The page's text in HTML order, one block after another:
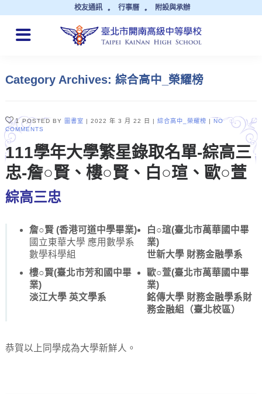
校友通訊 行事曆 附設與承辦
QUICK LINKS
Category Archives: 綜合高中_榮耀榜
1 POSTED BY 圖書室 2022 年 3 月 22 日 綜合高中_榮耀榜
NO
COMMENTS
111學年大學繁星錄取名單-綜高三
忠-詹○賢、樓○賢、白○瑄、歐○萱
綜高三忠
詹○賢 (香港可道中學畢業)
國立東華大學 應用數學系
數學科學組
樓○賢(臺北市芳和國中畢
業)
淡江大學 英文學系
白○瑄(臺北市萬華國中畢
業)
世新大學 財務金融學系
歐○萱(臺北市萬華國中畢
業)
銘傳大學 財務金融學系財
務金融組（臺北校區）
恭賀以上同學成為大學新鮮人。